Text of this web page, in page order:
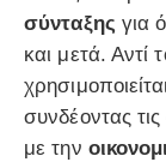
σύνταξης για
και μετά. Αντί
συνδέοντας
με την